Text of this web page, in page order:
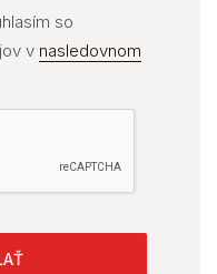
so
v nasledovnom